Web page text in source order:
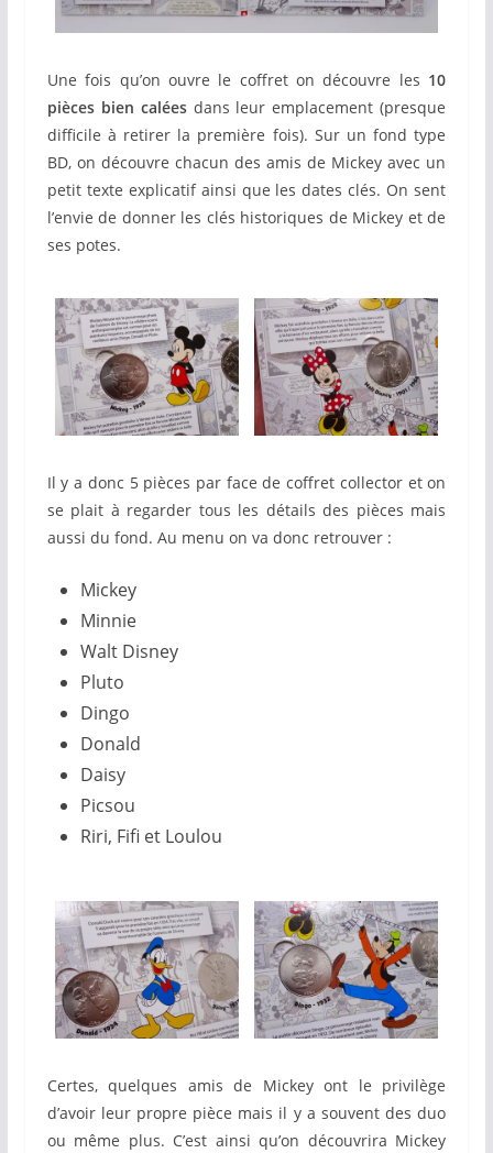
Une fois qu’on ouvre le coffret on découvre les 10
pièces bien caléesdans leur emplacement (presque
difficile à retirer la première fois). Sur un fond type
BD, on découvre chacun des amis de Mickey avec un
petit texte explicatif ainsi que les dates clés. On sent
l’envie de donner les clés historiques de Mickey et de
ses potes.
Il y a donc 5 pièces par face de coffret collector et on
se plait à regarder tous les détails des pièces mais
aussi du fond. Au menu on va donc retrouver :
Mickey
Minnie
Walt Disney
Pluto
Dingo
Donald
Daisy
Picsou
Riri, Fifi et Loulou
Certes, quelques amis de Mickey ont le privilège
d’avoir leur propre pièce mais il y a souvent des duo
ou même plus. C’est ainsi qu’on découvrira Mickey